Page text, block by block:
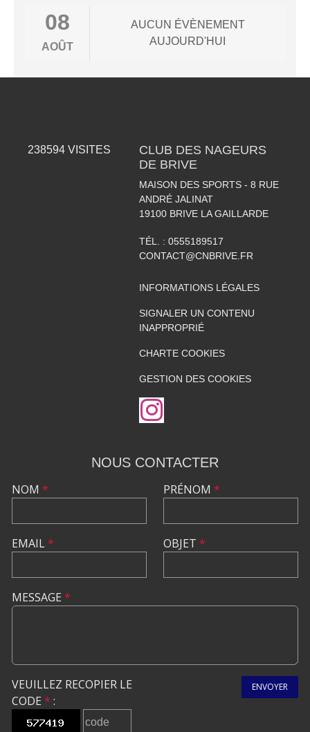
08
AOÛT
AUCUN ÉVÈNEMENT
AUJOURD'HUI
238594 VISITES
CLUB DES NAGEURS
DE BRIVE
MAISON DES SPORTS - 8 RUE
ANDRÉ JALINAT
19100 BRIVE LA GAILLARDE
TÉL. : 0555189517
CONTACT@CNBRIVE.FR
INFORMATIONS LÉGALES
SIGNALER UN CONTENU
INAPPROPRIÉ
CHARTE COOKIES
GESTION DES COOKIES
NOUS CONTACTER
NOM *
EMAIL*
PRÉNOM *
OBJET *
MESSAGE *
VEUILLEZ RECOPIER LE
CODE * :
ENVOYER